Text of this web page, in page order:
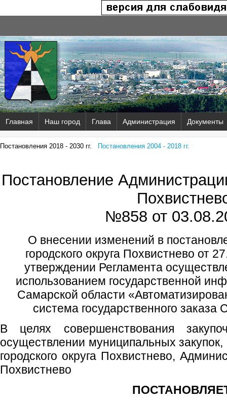
Главная Наш город Глава Администрация Документы
Постановления 2018 - 2030 гг. Постановления 2004 - 2018 гг.
Постановление
№858 от
О внесении изменений в
городского округа Похвистнево от
утверждении Регламента
использованием государственной
Самарской области
система государственного заказа
В целях совершенствования
осуществлении муниципальных закупок,
городского округа Похвистнево,
Похвистнево